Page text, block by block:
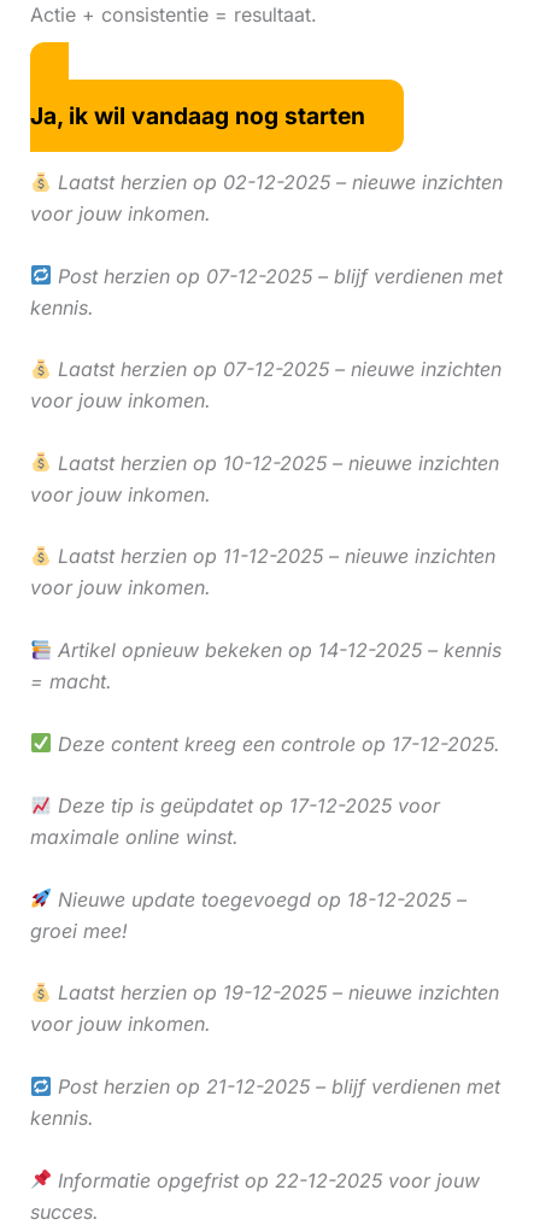
Actie + consistentie = resultaat.
Ja, ik wil vandaag nog starten
Laatst herzien op 02-12-2025 – nieuwe inzichten
voor jouw inkomen.
Post herzien op 07-12-2025 – blijf verdienen met
kennis.
Laatst herzien op 07-12-2025 – nieuwe inzichten
voor jouw inkomen.
Laatst herzien op 10-12-2025 – nieuwe inzichten
voor jouw inkomen.
Laatst herzien op 11-12-2025 – nieuwe inzichten
voor jouw inkomen.
Artikel opnieuw bekeken op 14-12-2025 – kennis
= macht.
Deze content kreeg een controle op 17-12-2025.
Deze tip is geüpdatet op 17-12-2025 voor
maximale online winst.
Nieuwe update toegevoegd op 18-12-2025 –
groei mee!
Laatst herzien op 19-12-2025 – nieuwe inzichten
voor jouw inkomen.
Post herzien op 21-12-2025 – blijf verdienen met
kennis.
Informatie opgefrist op 22-12-2025 voor jouw
succes.